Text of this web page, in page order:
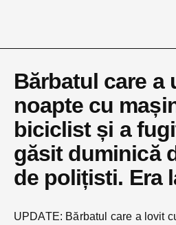
Bărbatul care a
noapte cu
biciclist și a
găsit duminică
de polițisti. Era
UPDATE: Bărbatul care a lovit